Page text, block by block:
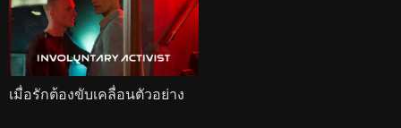
เมื่อรักต้องขับเคลื่อนตัวอย่าง